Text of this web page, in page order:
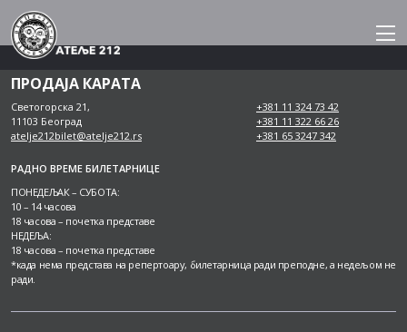
Skip
to
content
ПРОДАЈА КАРАТА
Светогорска 21,
11103 Београд
atelje212bilet@atelje212.rs
+381 11 324 73 42
+381 11 322 66 26
+381 65 3247 342
РАДНО ВРЕМЕ БИЛЕТАРНИЦЕ
ПОНЕДЕЉАК – СУБОТА:
10 – 14 часова
18 часова – почетка представе
НЕДЕЉА:
18 часова – почетка представе
*када нема представа на репертоару, билетарница ради преподне, а недељом не
ради.